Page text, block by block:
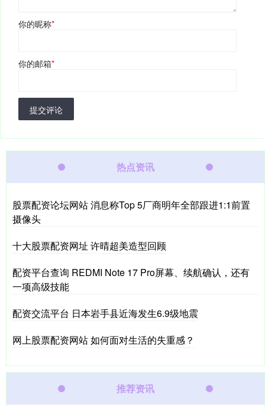
你的昵称*
你的邮箱*
提交评论
热点资讯
股票配资论坛网站 消息称Top 5厂商明年全部跟进1:1前置
摄像头
十大股票配资网址 许晴超美造型回顾
配资平台查询 REDMI Note 17 Pro屏幕、续航确认，还有
一项高级技能
配资交流平台 日本岩手县近海发生6.9级地震
网上股票配资网站 如何面对生活的失重感？
推荐资讯